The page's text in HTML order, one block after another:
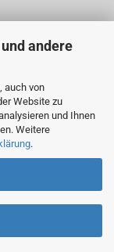
andere
auch von
Website zu
und Ihnen
Weitere
.